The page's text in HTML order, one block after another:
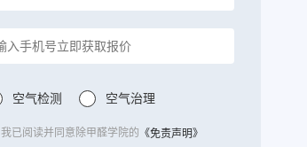
空气检测 空气治理
我已阅读并同意除甲醛学院的 《免责声明》